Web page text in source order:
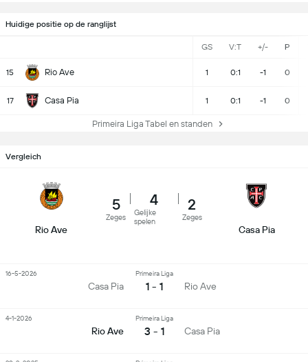
Huidige positie op de ranglijst
GS V:T +/- P
15 Rio Ave 1 0:1 -1 0
17 Casa Pia 1 0:1 -1 0
Primeira Liga Tabel en standen
Vergleich
Rio Ave
5
Zeges
4
Gelijke
spelen
2
Zeges
Casa Pia
Casa Pia
Primeira Liga
1 - 1 Rio Ave
16-5-2026
Rio Ave
Primeira Liga
3 - 1 Casa Pia
4-1-2026